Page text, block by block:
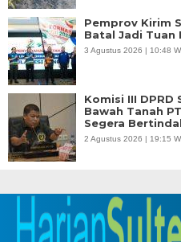
Pemprov Kirim
Batal Jadi Tuan
3 Agustus 2026 | 10:48
Komisi III
Bawah Tanah
Segera
2 Agustus 2026 | 19:15